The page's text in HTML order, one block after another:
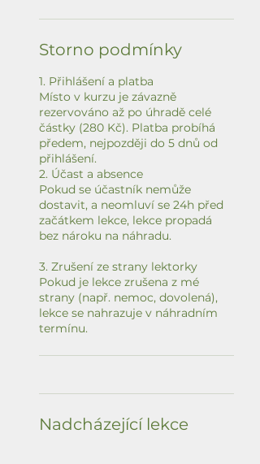
Storno podmínky
1. Přihlášení a platba
Místo v kurzu je závazně
rezervováno až po úhradě celé
částky (280 Kč). Platba probíhá
předem, nejpozději do 5 dnů od
přihlášení.
2. Účast a absence
Pokud se účastník nemůže
dostavit, a neomluví se 24h před
začátkem lekce, lekce propadá
bez nároku na náhradu.
3. Zrušení ze strany lektorky
Pokud je lekce zrušena z mé
strany (např. nemoc, dovolená),
lekce se nahrazuje v náhradním
termínu.
Nadcházející lekce